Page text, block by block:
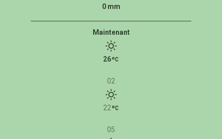
0 mm
Maintenant
26
02
22
05